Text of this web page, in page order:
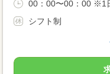
00：00〜00：00 ※1
シフト制